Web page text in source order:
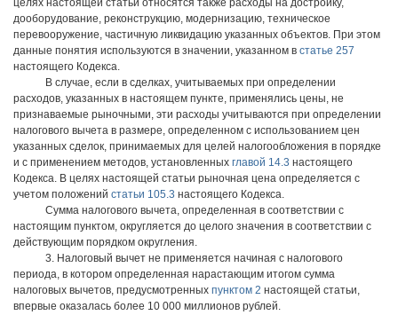
целях настоящей статьи относятся также расходы на достройку,
дооборудование, реконструкцию, модернизацию, техническое
перевооружение, частичную ликвидацию указанных объектов. При этом
данные понятия используются в значении, указанном в статье 257
настоящего Кодекса.
В случае, если в сделках, учитываемых при определении
расходов, указанных в настоящем пункте, применялись цены, не
признаваемые рыночными, эти расходы учитываются при определении
налогового вычета в размере, определенном с использованием цен
указанных сделок, принимаемых для целей налогообложения в порядке
и с применением методов, установленных главой 14.3 настоящего
Кодекса. В целях настоящей статьи рыночная цена определяется с
учетом положений статьи 105.3 настоящего Кодекса.
Сумма налогового вычета, определенная в соответствии с
настоящим пунктом, округляется до целого значения в соответствии с
действующим порядком округления.
3. Налоговый вычет не применяется начиная с налогового
периода, в котором определенная нарастающим итогом сумма
налоговых вычетов, предусмотренных пунктом 2 настоящей статьи,
впервые оказалась более 10 000 миллионов рублей.